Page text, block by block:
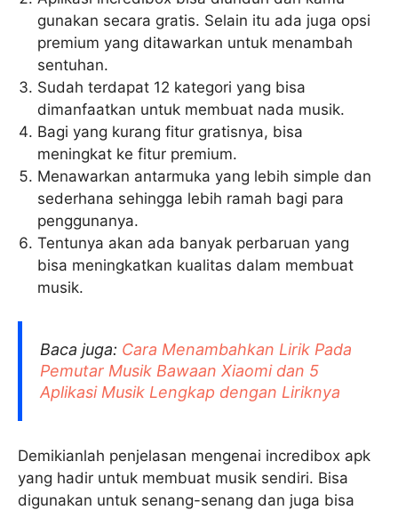
gunakan secara gratis. Selain itu ada juga opsi
premium yang ditawarkan untuk menambah
sentuhan.
Sudah terdapat 12 kategori yang bisa
dimanfaatkan untuk membuat nada musik.
Bagi yang kurang fitur gratisnya, bisa
meningkat ke fitur premium.
Menawarkan antarmuka yang lebih simple dan
sederhana sehingga lebih ramah bagi para
penggunanya.
Tentunya akan ada banyak perbaruan yang
bisa meningkatkan kualitas dalam membuat
musik.
Baca juga: Cara Menambahkan Lirik Pada
Pemutar Musik Bawaan Xiaomi dan 5
Aplikasi Musik Lengkap dengan Liriknya
Demikianlah penjelasan mengenai incredibox apk
yang hadir untuk membuat musik sendiri. Bisa
digunakan untuk senang-senang dan juga bisa